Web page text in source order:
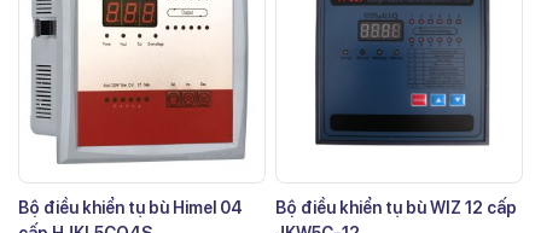
Bộ điều khiển tụ bù Himel 04
Bộ điều khiển tụ bù WIZ 12 cấp